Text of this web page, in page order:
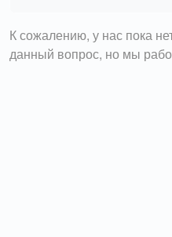
К сожалению, у нас пока
данный вопрос, но мы